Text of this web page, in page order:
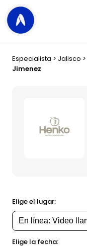
Especialista > Jalisco >
Jimenez
Elige el lugar:
Elige la fecha: